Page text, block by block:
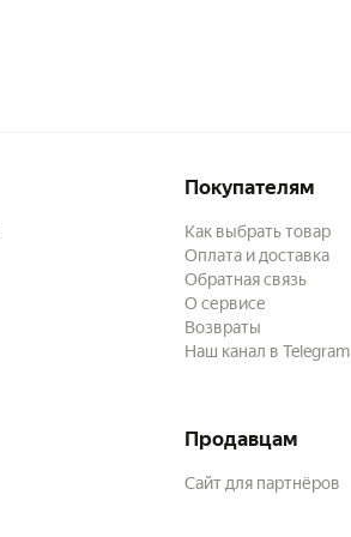
Покупателям
Как выбрать товар
Оплата и доставка
Обратная связь
О сервисе
Возвраты
Наш канал в Telegram
Продавцам
Сайт для партнёров